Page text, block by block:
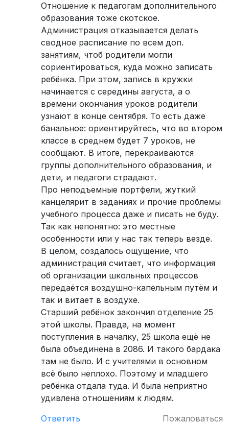
Отношение к педагогам дополнительного
образования тоже скотское.
Администрация отказывается делать
сводное расписание по всем доп.
занятиям, чтоб родители могли
сориентироваться, куда можно записать
ребёнка. При этом, запись в кружки
начинается с середины августа, а о
времени окончания уроков родители
узнают в конце сентября. То есть даже
банальное: ориентируйтесь, что во втором
классе в среднем будет 7 уроков, не
сообщают. В итоге, перекраиваются
группы дополнительного образования, и
дети, и педагоги страдают.
Про неподъемные портфели, жуткий
канцелярит в заданиях и прочие проблемы
учебного процесса даже и писать не буду.
Так как непонятно: это местные
особенности или у нас так теперь везде.
В целом, создалось ощущение, что
администрация считает, что информация
об организации школьных процессов
передаётся воздушно-капельным путём и
так и витает в воздухе.
Старший ребёнок закончил отделение 25
этой школы. Правда, на момент
поступления в началку, 25 школа ещё не
была объединена в 2086. И такого бардака
там не было. И с учителями в основном
всё было неплохо. Поэтому и младшего
ребёнка отдала туда. И была неприятно
удивлена отношениям к людям.
Ответить
Пожаловаться